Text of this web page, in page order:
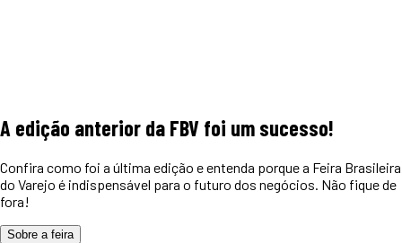
A edição anterior da FBV foi um sucesso!
Confira como foi a última edição e entenda porque a Feira Brasileira
do Varejo é indispensável para o futuro dos negócios. Não fique de
fora!
Sobre a feira